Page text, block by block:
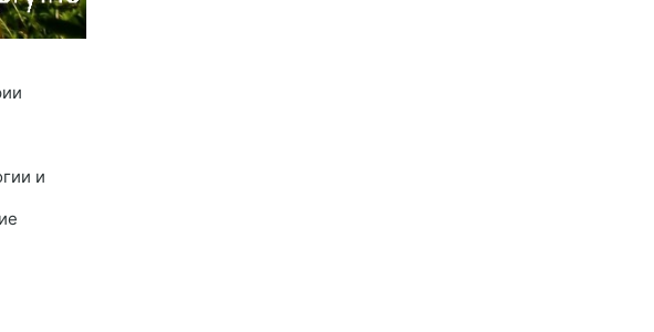
и